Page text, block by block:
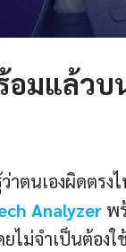
อมแล้ว
ตนเองผิดตร
Analyzer พ
ม่จำเป็นต้อง